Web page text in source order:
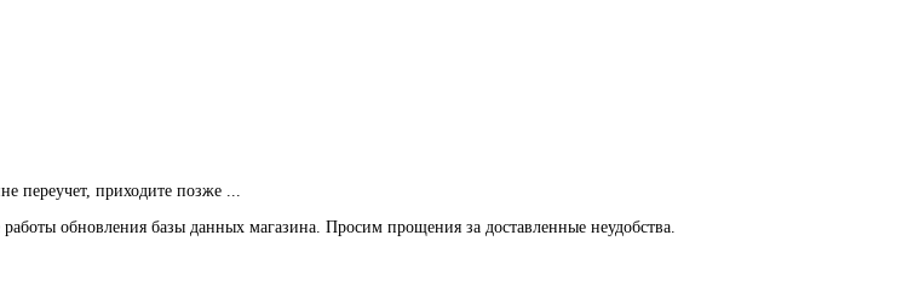
переучет, приходите позже ...
обновления базы данных магазина. Просим прощения за доставленные неудобства.